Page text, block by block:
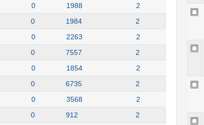
0 1988
2
0 1984
2
0 2263
2
0 7557
2
0 1854
2
0 6735
2
0 3568
2
0 912
2